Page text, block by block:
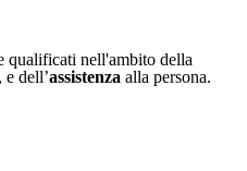
qualificati nell'ambito della
, e dell’assistenza alla persona.